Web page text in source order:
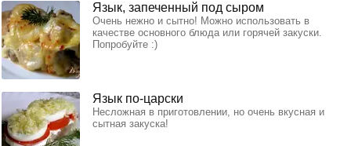
Язык, запеченный под сыром
Очень нежно и сытно! Можно использовать в
качестве основного блюда или горячей закуски.
Попробуйте :)
Язык по-царски
Несложная в приготовлении, но очень вкусная и
сытная закуска!